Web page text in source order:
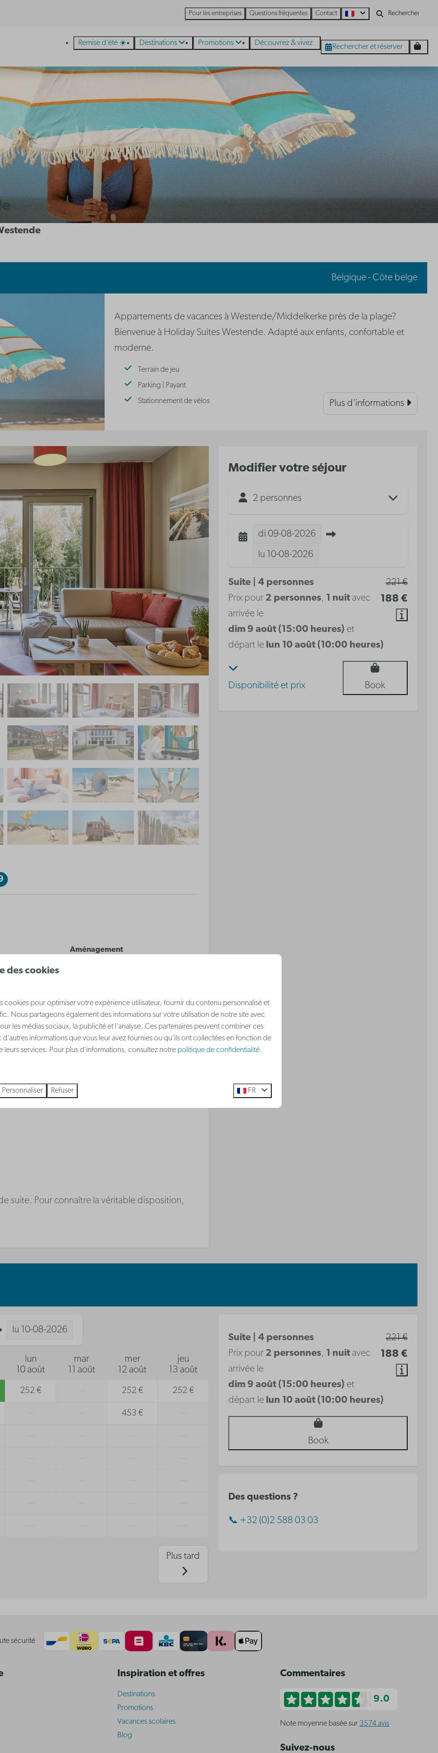
Pour les entreprises Questions fréquentes Contact
Remise d'été ☀️ Destinations Promotions Découvrez & vivez Rechercher et réserver
Belgique - Côte belge
Appartements de vacances à Westende/Middelkerke près de la plage?
Bienvenue à Holiday Suites Westende. Adapté aux enfants, confortable et
moderne.
Terrain de jeu
Parking | Payant
Stationnement de vélos
Plus d'informations
Aménagement
plus ↓
suite. Pour connaître la véritable disposition,
Modifier votre séjour
2 personnes
di 09-08-2026
lu 10-08-2026
221 €
188 €
Suite | 4 personnes
Prix pour 2 personnes, 1 nuit avec
arrivée le
dim 9 août (15:00 heures) et
départ le lun 10 août (10:00 heures)
Disponibilité et prix Book
lu 10-08-2026
lun
10 août
mar
11 août
mer
12 août
jeu
13 août
252 € 252 € 252 €
453 €
Plus tard
221 €
188 €
Suite | 4 personnes
Prix pour 2 personnes, 1 nuit avec
arrivée le
dim 9 août (15:00 heures) et
départ le lun 10 août (10:00 heures)
Book
Des questions ?
📞 +32 (0)2 588 03 03
sécurité
Inspiration et offres
Destinations
Promotions
Vacances scolaires
Blog
Commentaires
9.0
Note moyenne basée sur 3574 avis
Suivez-nous
des cookies
cookies pour optimiser votre expérience utilisateur, fournir du contenu personnalisé et
Nous partageons également des informations sur votre utilisation de notre site avec
les médias sociaux, la publicité et l'analyse. Ces partenaires peuvent combiner ces
d'autres informations que vous leur avez fournies ou qu'ils ont collectées en fonction de
leurs services. Pour plus d'informations, consultez notre politique de confidentialité.
Personnaliser Refuser FR